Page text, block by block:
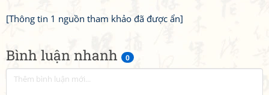
Bình luận nhanh 0
[Thông tin 1 nguồn tham khảo đã được ẩn]